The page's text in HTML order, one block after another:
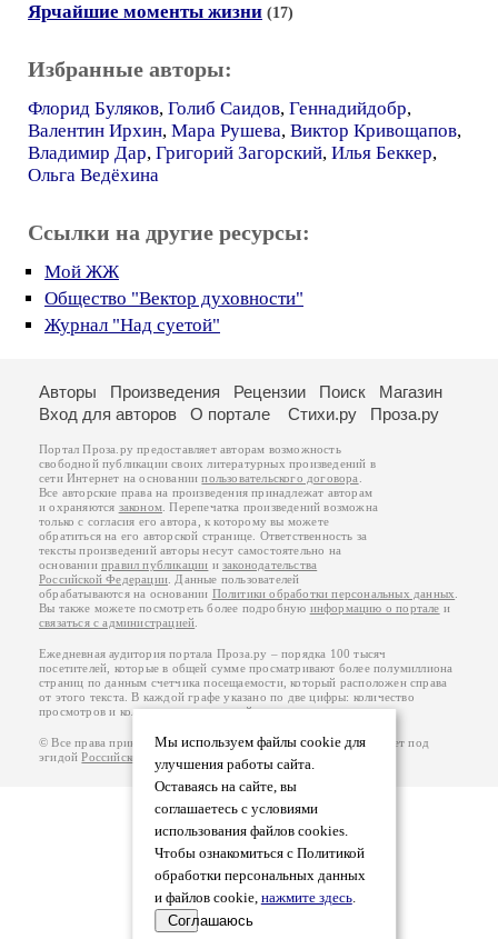
Ярчайшие моменты жизни (17)
Избранные авторы:
Флорид Буляков, Голиб Саидов, Геннадийдобр,
Валентин Ирхин, Мара Рушева, Виктор Кривощапов,
Владимир Дар, Григорий Загорский, Илья Беккер,
Ольга Ведёхина
Ссылки на другие ресурсы:
Мой ЖЖ
Общество "Вектор духовности"
Журнал "Над суетой"
Мы используем файлы cookie для
улучшения работы сайта.
Оставаясь на сайте, вы
соглашаетесь с условиями
использования файлов cookies.
Чтобы ознакомиться с Политикой
обработки персональных данных
и файлов cookie, нажмите здесь.
Соглашаюсь
Авторы Произведения Рецензии Поиск
Магазин
Вход для авторов
О портале Стихи.ру Проза.ру
Портал Проза.ру предоставляет авторам возможность
свободной публикации своих литературных произведений в
сети Интернет на основаниипользовательского договора
Все авторские права на произведения принадлежат авторам
и охраняются законом . Перепечатка произведений возможна
только с согласия его автора, к которому вы можете
обратиться на его авторской странице. Ответственность за
тексты произведений авторы несут самостоятельно на
основанииправил публикации изаконодательства
Российской Федерации . Данные пользователей
обрабатываются на основании Политики обработки персональных данных
Вы также можете посмотреть более подробную информацию о портале и
связаться с администрацией
Ежедневная аудитория портала Проза.ру – порядка 100 тысяч
посетителей, которые в общей сумме просматривают более полумиллиона
страниц по данным счетчика посещаемости, который расположен справа
от этого текста. В каждой графе указано по две цифры: количество
просмотров и количество посетителей.
© Все права принадлежат авторам, 2000-2026. Портал работает под
эгидойРоссийского союза писателей.